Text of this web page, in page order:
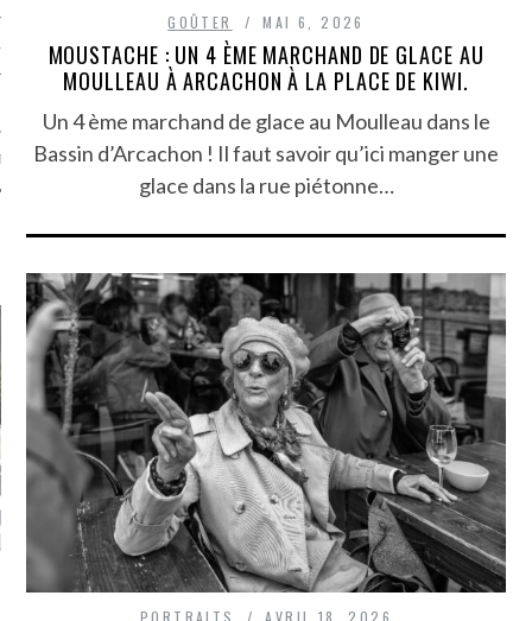
ARCACHON
ATTACHÉS À LA
DE L’AMBASSADE
À PARIS. POURQUOI
? POUR QUI ?
UN GRONDIN FOURRÉ AUX
CHAMPIGNONS ET AUX
LARDONS DANS LA HALLE
DE DAX. ET POURQUOI PAS
?
GOÛTER MAI 6, 2026
MOUSTACHE : UN 4 ÈME MARCHAND DE GLACE AU
MOULLEAU À ARCACHON À LA PLACE DE KIWI.
Un 4 ème marchand de glace au Moulleau dans le
Bassin d’Arcachon ! Il faut savoir qu’ici manger une
glace dans la rue piétonne…